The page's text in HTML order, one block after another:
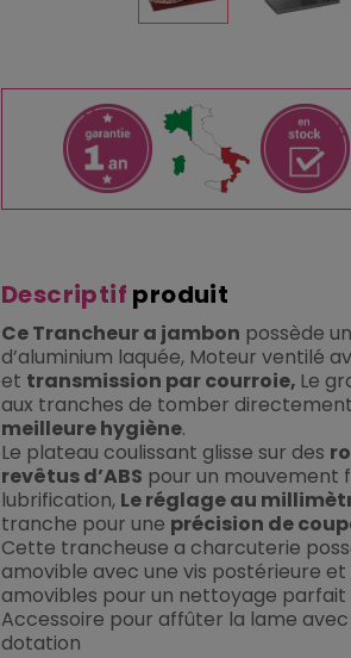
Descriptif produit
Ce Trancheur a jambon possède
d’aluminium laquée, Moteur ventilé
et transmission par courroie, Le
aux tranches de tomber
meilleure hygiène.
Le plateau coulissant glisse sur des
revêtus d’ABS pour un mouvement
lubrification, Le réglage au
tranche pour une précision de
Cette trancheuse a charcuterie
amovible avec une vis postérieure
amovibles pour un nettoyage parfait
Accessoire pour affûter la lame
dotation